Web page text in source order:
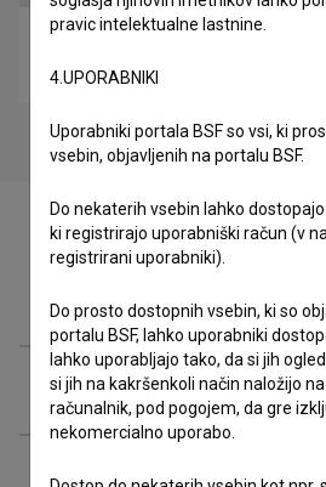
Zasedba
Ekipa
Organizacije
pravic intelektualne lastnine.
4.UPORABNIKI
Uporabniki portala BSF so vsi, ki
vsebin, objavljenih na portalu BSF.
Do nekaterih vsebin lahko
ki registrirajo uporabniški račun (v
registrirani uporabniki).
Do prosto dostopnih vsebin, ki so
portalu BSF, lahko uporabniki
lahko uporabljajo tako, da si jih
si jih na kakršenkoli način naložijo
računalnik, pod pogojem, da gre
nekomercialno uporabo.